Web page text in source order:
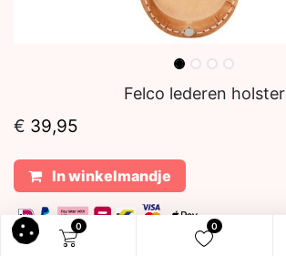
0 0
Felco lederen holster
€ 39,95
In winkelmandje
Levertijd: